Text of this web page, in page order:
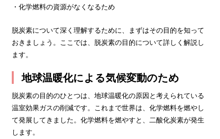
・化学燃料の資源がなくなるため
脱炭素について深く理解するために、まずはその目的を知って
おきましょう。ここでは、脱炭素の目的について詳しく解説し
ます。
地球温暖化による気候変動のため
脱炭素の目的のひとつは、地球温暖化の原因と考えられている
温室効果ガスの削減です。これまで世界は、化学燃料を燃やし
て発展してきました。化学燃料を燃やすと、二酸化炭素が発生
します。